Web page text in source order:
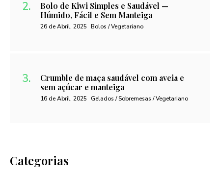
Bolo de Kiwi Simples e Saudável —
Húmido, Fácil e Sem Manteiga
26 de Abril, 2025 Bolos / Vegetariano
Crumble de maça saudável com aveia e
sem açúcar e manteiga
16 de Abril, 2025 Gelados / Sobremesas / Vegetariano
Categorias